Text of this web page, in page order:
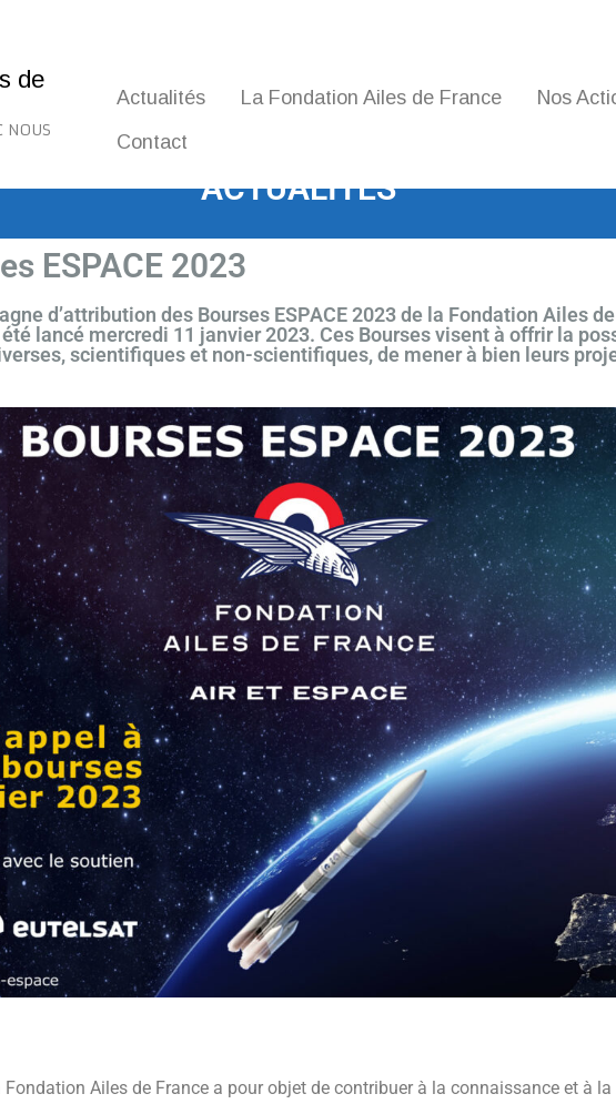
de
NOUS
Actualités La Fondation Ailes de France Nos
Contact
ACTUALITÉS
ESPACE 2023
d’attribution des Bourses ESPACE 2023 de la Fondation Ailes
été lancé mercredi 11 janvier 2023. Ces Bourses visent à offrir la
scientifiques et non-scientifiques, de mener à bien leurs
Fondation Ailes de France a pour objet de contribuer à la connaissance et à